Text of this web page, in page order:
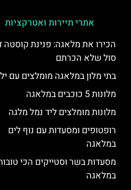
אתרי תיירות ואטרקציות
הכירו את מלאגה: פנינת קוסטה
סול שלא הכרתם
בתי מלון במלאגה מומלצים עם
מלונות 5 כוכבים במלאגה
מלונות מומלצים ליד נמל מלגה
רופטופים ומסעדות עם נוף לים
במלאגה
מסעדות בשר וסטייקים הכי
במלאגה